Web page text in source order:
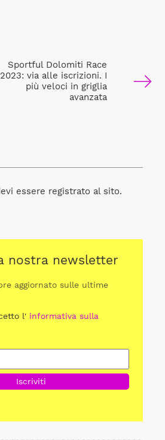
Sportful Dolomiti Race
2023: via alle iscrizioni. I
più veloci in griglia
avanzata
essere registrato al sito.
nostra newsletter
aggiornato sulle ultime
l' informativa sulla